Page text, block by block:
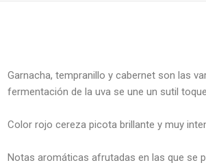
Garnacha, tempranillo y cabernet son las
fermentación de la uva se une un sutil
Color rojo cereza picota brillante y muy
Notas aromáticas afrutadas en las que se